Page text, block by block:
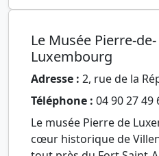
Le Musée Pierre-de-
Luxembourg
Adresse : 2, rue de la
Téléphone : 04 90 27 49
Le musée Pierre de
cœur historique de